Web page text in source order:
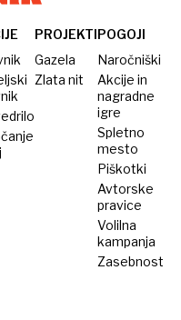
PROJEKTI
Gazela
Zlata nit
POGOJI
Naročniški
Akcije in
nagradne
igre
Spletno
mesto
Piškotki
Avtorske
pravice
Volilna
kampanja
Zasebnost